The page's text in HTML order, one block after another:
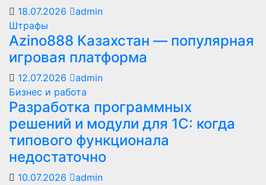
18.07.2026
admin
Штрафы
Azino888 Казахстан — популярная
игровая платформа
12.07.2026
admin
Бизнес и работа
Разработка программных
решений и модули для 1С: когда
типового функционала
недостаточно
10.07.2026
admin